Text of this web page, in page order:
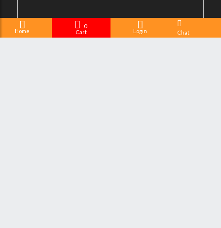
Home
0
Cart Login Chat